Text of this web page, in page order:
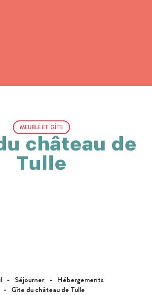
Séjourner
Hébergements
Gîte du château de Tulle
château de
Tulle
MEUBLÉ ET GÎTE